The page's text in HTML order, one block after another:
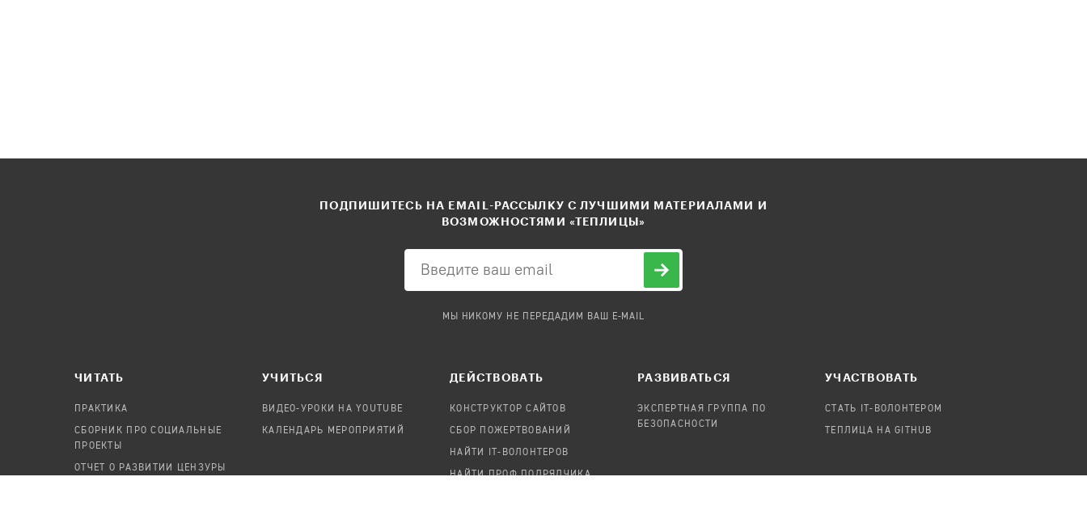
ПОДПИШИТЕСЬ НА EMAIL-РАССЫЛКУ С ЛУЧШИМИ МАТЕРИАЛАМИ И
ВОЗМОЖНОСТЯМИ «ТЕПЛИЦЫ»
МЫ НИКОМУ НЕ ПЕРЕДАДИМ ВАШ E-MAIL
ЧИТАТЬ
ПРАКТИКА
СБОРНИК ПРО СОЦИАЛЬНЫЕ
ПРОЕКТЫ
ОТЧЕТ О РАЗВИТИИ ЦЕНЗУРЫ
УЧИТЬСЯ
ВИДЕО-УРОКИ НА YOUTUBE
КАЛЕНДАРЬ МЕРОПРИЯТИЙ
ДЕЙСТВОВАТЬ
КОНСТРУКТОР САЙТОВ
СБОР ПОЖЕРТВОВАНИЙ
НАЙТИ IT-ВОЛОНТЕРОВ
НАЙТИ ПРОФ.ПОДРЯДЧИКА
РАЗВИВАТЬСЯ
ЭКСПЕРТНАЯ ГРУППА ПО
БЕЗОПАСНОСТИ
УЧАСТВОВАТЬ
СТАТЬ IT-ВОЛОНТЕРОМ
ТЕПЛИЦА НА GITHUB